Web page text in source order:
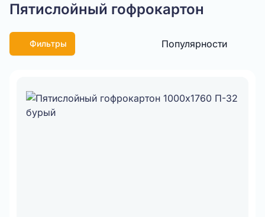
Пятислойный гофрокартон
Фильтры Популярности